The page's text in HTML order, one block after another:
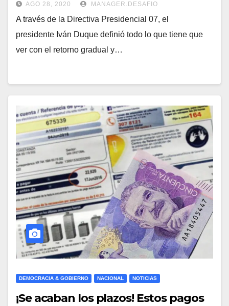
AGO 28, 2020 MANAGER.DESAFIO
A través de la Directiva Presidencial 07, el
presidente Iván Duque definió todo lo que tiene que
ver con el retorno gradual y…
DEMOCRACIA & GOBIERNO NACIONAL NOTICIAS
¡Se acaban los plazos! Estos pagos